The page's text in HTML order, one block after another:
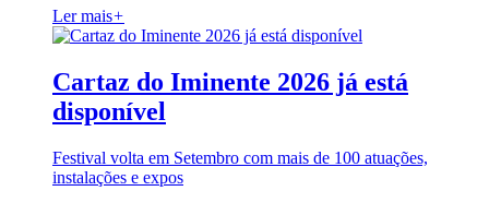
Ler mais+
Cartaz do Iminente 2026 já está
disponível
Festival volta em Setembro com mais de 100 atuações,
instalações e expos